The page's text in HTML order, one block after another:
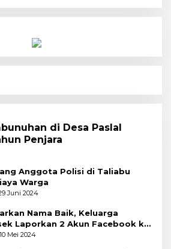
di Desa Paslal
Penjara
Anggota Polisi di Taliabu
Warga
Juni 2024
Nama Baik, Keluarga
Laporkan 2 Akun Facebook ke
Mei 2024